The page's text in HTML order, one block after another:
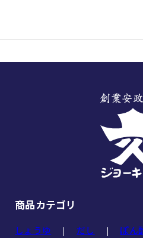
商品カテゴリ
しょうゆ だし
ぽん